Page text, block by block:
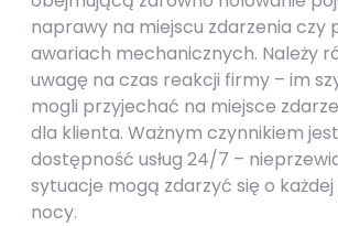
naprawy na miejscu zdarzenia czy
awariach mechanicznych. Należy
uwagę na czas reakcji firmy – im
mogli przyjechać na miejsce
dla klienta. Ważnym czynnikiem
dostępność usług 24/7 –
sytuacje mogą zdarzyć się o
nocy.